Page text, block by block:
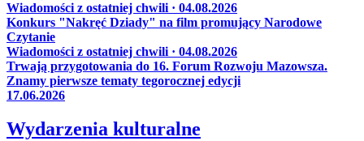
Wiadomości z ostatniej chwili · 04.08.2026
Konkurs "Nakręć Dziady" na film promujący Narodowe
Czytanie
Wiadomości z ostatniej chwili · 04.08.2026
Trwają przygotowania do 16. Forum Rozwoju Mazowsza.
Znamy pierwsze tematy tegorocznej edycji
17.06.2026
Wydarzenia kulturalne